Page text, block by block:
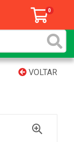
0
VOLTAR